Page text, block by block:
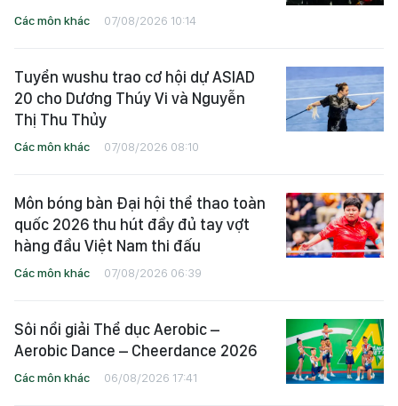
Các môn khác 07/08/2026 10:14
Tuyển wushu trao cơ hội dự ASIAD
20 cho Dương Thúy Vi và Nguyễn
Thị Thu Thủy
Các môn khác 07/08/2026 08:10
Môn bóng bàn Đại hội thể thao toàn
quốc 2026 thu hút đầy đủ tay vợt
hàng đầu Việt Nam thi đấu
Các môn khác 07/08/2026 06:39
Sôi nổi giải Thể dục Aerobic –
Aerobic Dance – Cheerdance 2026
Các môn khác 06/08/2026 17:41